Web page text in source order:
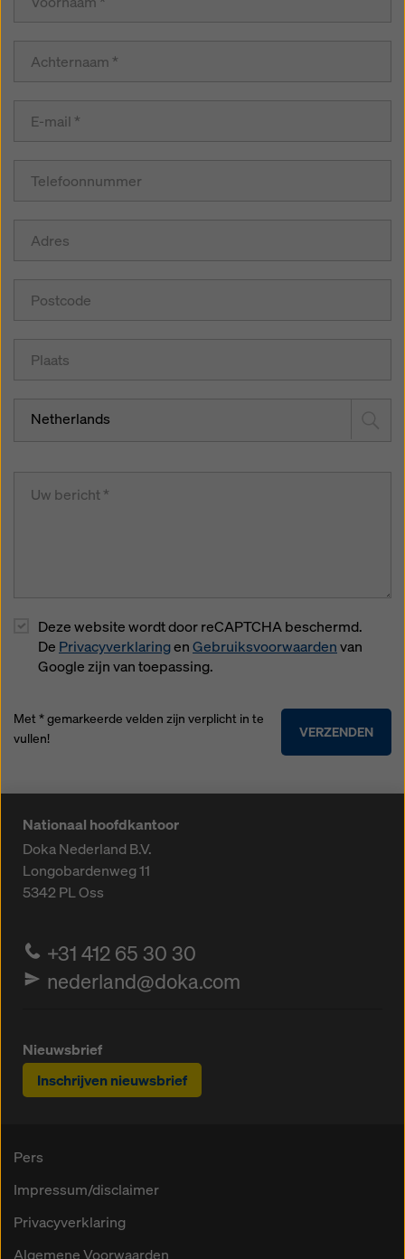
Netherlands
Deze website wordt door reCAPTCHA beschermd.
De PrivacyverklaringenGebruiksvoorwaardenvan
Google zijn van toepassing.
VERZENDEN
Met * gemarkeerde velden zijn verplicht in te
vullen!
Nationaal hoofdkantoor
Doka Nederland B.V.
Longobardenweg 11
5342 PLOss
+31 412 65 30 30
nederland@doka.com
Nieuwsbrief
Inschrijven nieuwsbrief
Pers
Impressum/disclaimer
Privacyverklaring
Algemene Voorwaarden